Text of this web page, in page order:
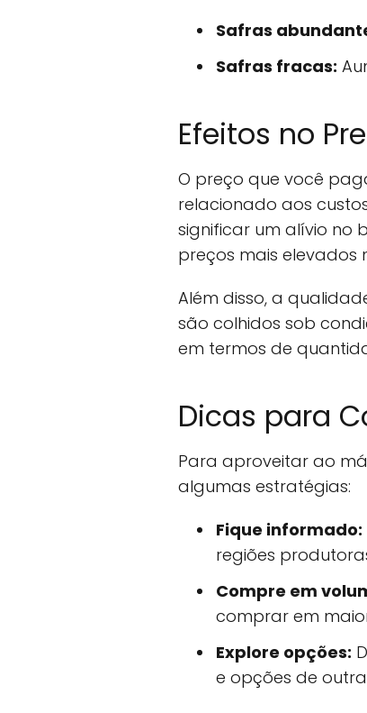
Safras
Safras fracas:
Efeitos no
O preço que você
relacionado aos
significar um alívio no
preços mais elevados
Além disso, a
são colhidos sob
em termos de
Dicas para
Para aproveitar ao
algumas estratégias:
Fique informado:
regiões
Compre em
comprar em
Explore opções:
e opções de